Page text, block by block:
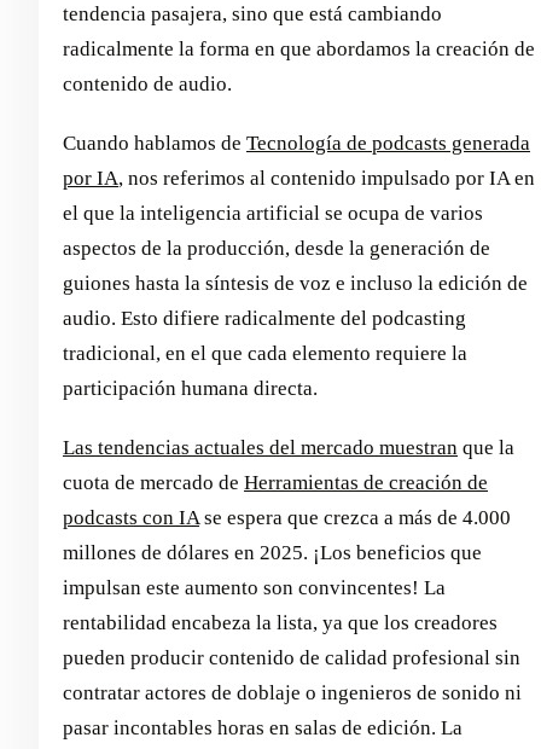
tendencia pasajera, sino que está cambiando
radicalmente la forma en que abordamos la creación de
contenido de audio.
Cuando hablamos de Tecnología de podcasts generada
por IA, nos referimos al contenido impulsado por IA en
el que la inteligencia artificial se ocupa de varios
aspectos de la producción, desde la generación de
guiones hasta la síntesis de voz e incluso la edición de
audio. Esto difiere radicalmente del podcasting
tradicional, en el que cada elemento requiere la
participación humana directa.
Las tendencias actuales del mercado muestran que la
cuota de mercado de Herramientas de creación de
podcasts con IA se espera que crezca a más de 4.000
millones de dólares en 2025. ¡Los beneficios que
impulsan este aumento son convincentes! La
rentabilidad encabeza la lista, ya que los creadores
pueden producir contenido de calidad profesional sin
contratar actores de doblaje o ingenieros de sonido ni
pasar incontables horas en salas de edición. La